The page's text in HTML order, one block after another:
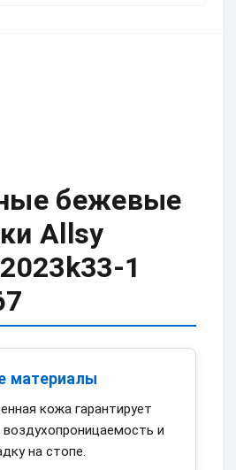
бежевые
Allsy
1
материалы
кожа гарантирует
воздухопроницаемость и
на стопе.